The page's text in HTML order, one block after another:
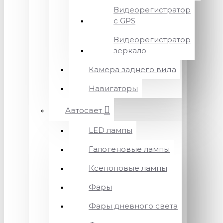
Видеорегистратор
с GPS
Видеорегистратор
зеркало
Камера заднего вида
Навигаторы
Автосвет
LED лампы
Галогеновые лампы
Ксеноновые лампы
Фары
Фары дневного света